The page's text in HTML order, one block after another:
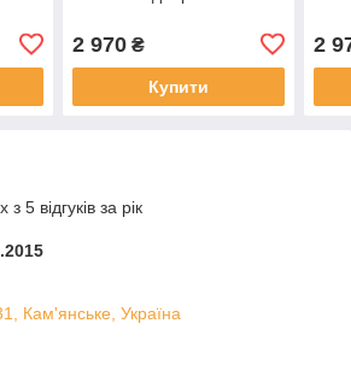
2 970₴
Купити
2
5 відгуків за рік
Кам'янське, Україна